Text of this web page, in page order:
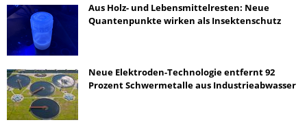
Aus Holz- und Lebensmittelresten: Neue
Quantenpunkte wirken als Insektenschutz
Neue Elektroden-Technologie entfernt 92
Prozent Schwermetalle aus Industrieabwasser